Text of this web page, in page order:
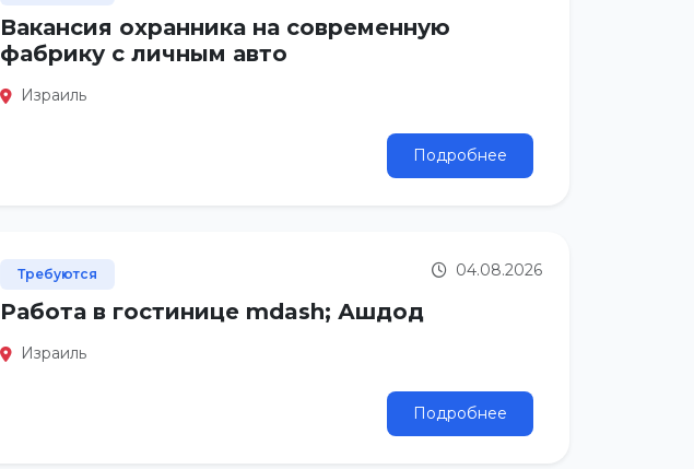
Вакансия охранника на современную
фабрику с личным авто
Израиль
Подробнее
Требуются 04.08.2026
Работа в гостинице mdash; Ашдод
Израиль
Подробнее